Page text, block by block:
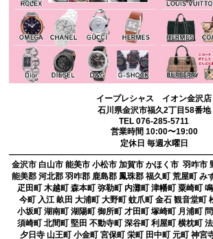
イープレシャス イオン金沢店
石川県金沢市福久2丁目58番地
TEL 076-285-5711
営業時間 10:00〜19:00
定休日 毎週水曜日
金沢市 白山市 能美市 小松市 加賀市 かほく市 羽咋市
能美郡 河北郡 羽咋郡 鹿島郡 鳳珠郡 福久町 荒屋町 み
疋田町 木越町 森本町 弥勒町 内灘町 津幡町 粟崎町
今町 入江 畝田 大浦町 大野町 蚊爪町 金石 観音堂町
小坂町 湖南町 湖陽町 御所町 才田町 塚崎町 月浦町
須崎町 北間町 堅田 不動寺町 深谷町 利屋町 横枕町
夕日寺 山王町 小金町 宮保町 栄町 田中町 元町 神宮